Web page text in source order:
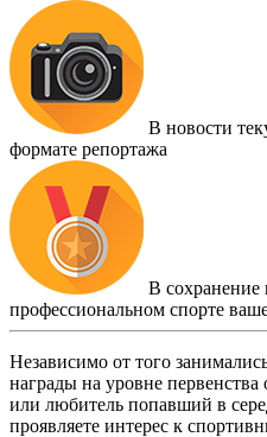
В новости
формате репортажа
В сохранение
профессиональном спорте
Независимо от того
награды на уровне
или любитель попавший в
проявляете интерес к